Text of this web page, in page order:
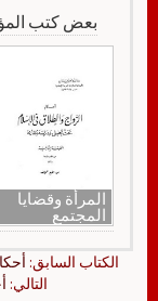
بعض كتب
المرأة وقضايا
المجتمع
الكتاب السابق:
التالي: